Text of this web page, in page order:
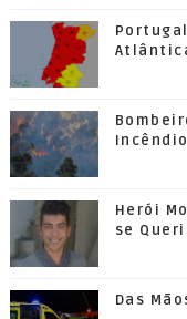
Incêndio
Herói
se
Das